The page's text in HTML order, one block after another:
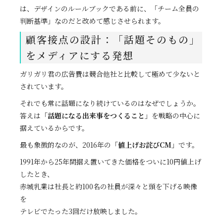
は、デザインのルールブックである前に、「チーム全員の
判断基準」なのだと改めて感じさせられます。
顧客接点の設計：「話題そのもの」
をメディアにする発想
ガリガリ君の広告費は競合他社と比較して極めて少ないと
されています。
それでも常に話題になり続けているのはなぜでしょうか。
答えは 「話題になる出来事をつくること」 を戦略の中心に
据えているからです。
最も象徴的なのが、2016年の 「値上げお詫びCM」 です。
1991年から25年間据え置いてきた価格をついに10円値上げ
したとき、
赤城乳業は社長と約100名の社員が深々と頭を下げる映像
を
テレビでたった3回だけ放映しました。